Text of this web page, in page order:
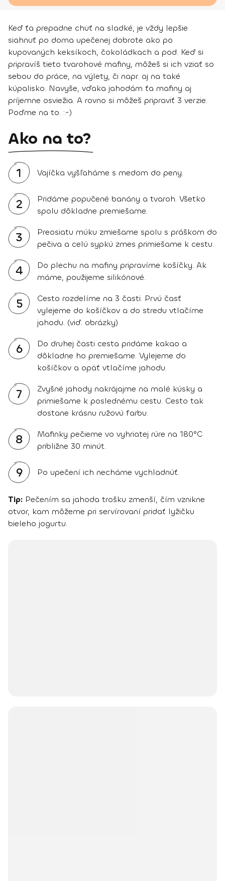
Keď ťa prepadne chuť na sladké, je vždy lepšie
siahnuť po doma upečenej dobrote ako po
kupovaných keksíkoch, čokoládkach a pod. Keď si
pripravíš tieto tvarohové mafiny, môžeš si ich vziať so
sebou do práce, na výlety, či napr. aj na také
kúpalisko. Navyše, vďaka jahodám ťa mafiny aj
príjemne osviežia. A rovno si môžeš pripraviť 3 verzie.
Poďme na to. :-)
Ako na to?
1 Vajíčka vyšľaháme s medom do peny.
2
Pridáme popučené banány a tvaroh. Všetko
spolu dôkladne premiešame.
3
Preosiatu múku zmiešame spolu s práškom do
pečiva a celú sypkú zmes primiešame k cestu.
4
Do plechu na mafiny pripravíme košíčky. Ak
máme, použijeme silikónové.
5
Cesto rozdelíme na 3 časti. Prvú časť
vylejeme do košíčkov a do stredu vtlačíme
jahodu. (viď. obrázky)
6
Do druhej časti cesta pridáme kakao a
dôkladne ho premiešame. Vylejeme do
košíčkov a opäť vtlačíme jahodu.
7
Zvyšné jahody nakrájajme na malé kúsky a
primiešame k poslednému cestu. Cesto tak
dostane krásnu ružovú farbu.
8
Mafinky pečieme vo vyhriatej rúre na 180°C
približne 30 minút.
9 Po upečení ich necháme vychladnúť.
Tip: Pečením sa jahoda trošku zmenší, čím vznikne
otvor, kam môžeme pri servírovaní pridať lyžičku
bieleho jogurtu.